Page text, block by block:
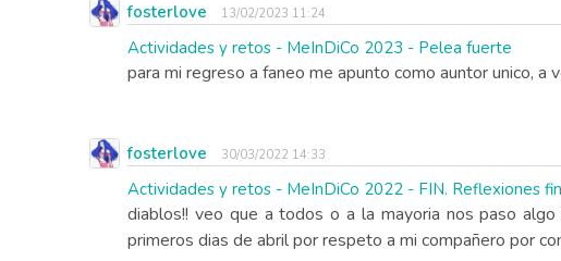
fosterlove 13/02/2023 11:24
Actividades y retos - MeInDiCo 2023 - Pelea fuerte
para mi regreso a faneo me apunto como auntor unico, a
fosterlove 30/03/2022 14:33
Actividades y retos - MeInDiCo 2022 - FIN. Reflexiones
diablos!! veo que a todos o a la mayoria nos paso
primeros dias de abril por respeto a mi compañero por